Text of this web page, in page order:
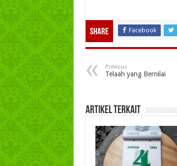
Share Facebook
Previous
Telaah yang Bernilai
Artikel Terkait